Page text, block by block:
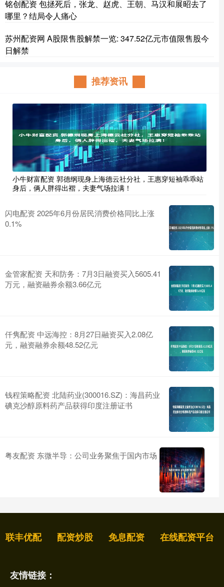
铭创配资 包拯死后，张龙、赵虎、王朝、马汉和展昭去了
哪里？结局令人痛心
苏州配资网 A股限售股解禁一览: 347.52亿元市值限售股今
日解禁
推荐资讯
小牛财富配资 郭德纲现身上海德云社分社，王惠穿短袖乖乖站
身后，俩人胖得出褶，夫妻气场拉满！
闪电配资 2025年6月份居民消费价格同比上涨
0.1%
金管家配资 天和防务：7月3日融资买入5605.41
万元，融资融券余额3.66亿元
仟隽配资 中远海控：8月27日融资买入2.08亿
元，融资融券余额48.52亿元
钱程策略配资 北陆药业(300016.SZ)：海昌药业
碘克沙醇原料药产品获得印度注册证书
粤友配资 东微半导：公司业务聚焦于国内市场
联丰优配 配资炒股 免息配资 在线配资平台
友情链接：